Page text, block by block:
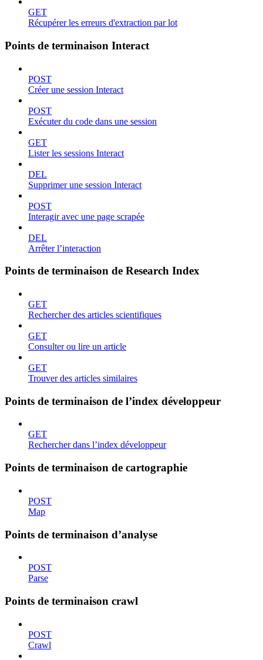
GET
Récupérer les erreurs d'extraction par lot
Points de terminaison Interact
POST
Créer une session Interact
POST
Exécuter du code dans une session
GET
Lister les sessions Interact
DEL
Supprimer une session Interact
POST
Interagir avec une page scrapée
DEL
Arrêter l’interaction
Points de terminaison de Research Index
GET
Rechercher des articles scientifiques
GET
Consulter ou lire un article
GET
Trouver des articles similaires
Points de terminaison de l’index développeur
GET
Rechercher dans l’index développeur
Points de terminaison de cartographie
POST
Map
Points de terminaison d’analyse
POST
Parse
Points de terminaison crawl
POST
Crawl